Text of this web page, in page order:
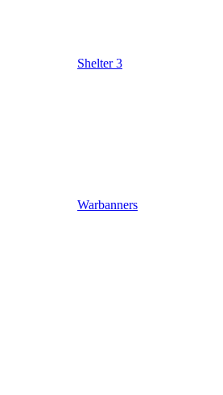
Shelter 3
Warbanners